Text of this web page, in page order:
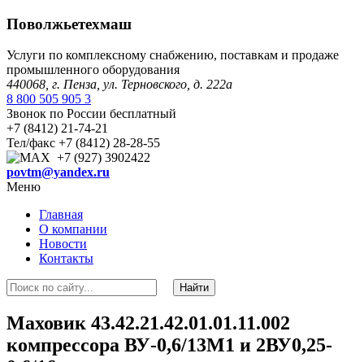
Поволжьетехмаш
Услуги по комплексному снабжению, поставкам и продаже
промышленного оборудования
440068, г. Пенза, ул. Терновского, д. 222а
8 800 505 905 3
Звонок по России бесплатный
+7 (8412) 21-74-21
Тел/факс +7 (8412) 28-28-55
+7 (927) 3902422
povtm@yandex.ru
Меню
Главная
О компании
Новости
Контакты
Маховик 43.42.21.42.01.01.11.002
компрессора ВУ-0,6/13М1 и 2ВУ0,25-